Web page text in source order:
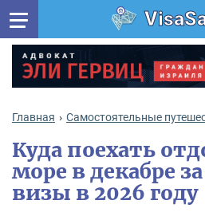
Главная Самостоятельные
Куда поехать
море в декабре
визы в 2026 году